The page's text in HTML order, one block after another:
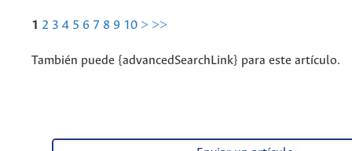
1 2 3 4 5 6 7 8 9 10 > >>
También puede {advancedSearchLink} para este artículo.